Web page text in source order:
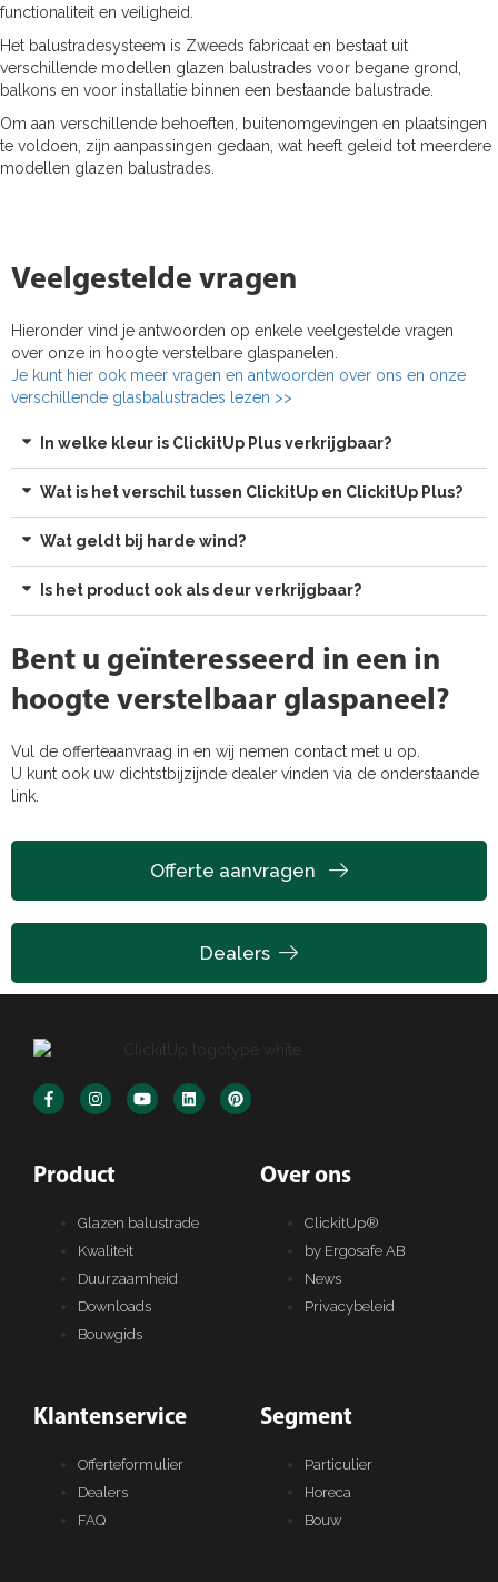
functionaliteit en veiligheid.
Het balustradesysteem is Zweeds fabricaat en bestaat uit
verschillende modellen glazen balustrades voor begane grond,
balkons en voor installatie binnen een bestaande balustrade.
Om aan verschillende behoeften, buitenomgevingen en plaatsingen
te voldoen, zijn aanpassingen gedaan, wat heeft geleid tot meerdere
modellen glazen balustrades.
Veelgestelde vragen
Hieronder vind je antwoorden op enkele veelgestelde vragen
over onze in hoogte verstelbare glaspanelen.
Je kunt hier ook meer vragen en antwoorden over ons en onze
verschillende glasbalustrades lezen >>
In welke kleur is ClickitUp Plus verkrijgbaar?
Wat is het verschil tussen ClickitUp en ClickitUp Plus?
Wat geldt bij harde wind?
Is het product ook als deur verkrijgbaar?
Bent u geïnteresseerd in een in
hoogte verstelbaar glaspaneel?
Vul de offerteaanvraag in en wij nemen contact met u op.
U kunt ook uw dichtstbijzijnde dealer vinden via de onderstaande
link.
Offerte aanvragen
Dealers
Klantenservice
Offerteformulier
Dealers
FAQ
Product​
Glazen balustrade
Kwaliteit
Duurzaamheid
Downloads
Bouwgids
Over ons​
ClickitUp®
by Ergosafe AB
News
Privacybeleid
Segment
Particulier
Horeca
Bouw